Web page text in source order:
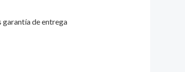
garantía de entrega